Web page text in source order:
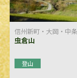
信州新町・大岡・中
虫倉山
登山